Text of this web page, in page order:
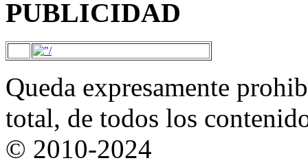
PUBLICIDAD
Queda expresamente
total, de todos los
© 2010-2024